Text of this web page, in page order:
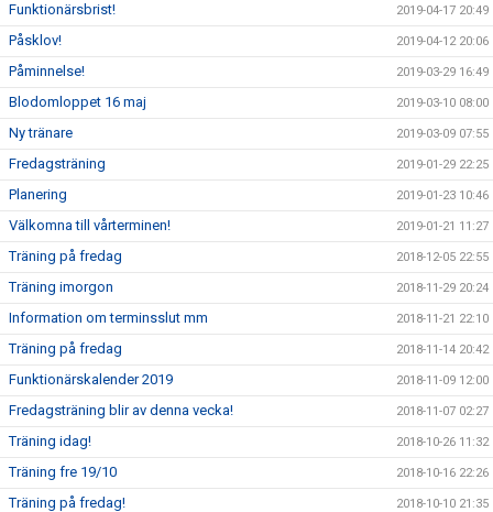
Funktionärsbrist! 2019-04-17 20:49
Påsklov! 2019-04-12 20:06
Påminnelse! 2019-03-29 16:49
Blodomloppet 16 maj 2019-03-10 08:00
Ny tränare 2019-03-09 07:55
Fredagsträning 2019-01-29 22:25
Planering 2019-01-23 10:46
Välkomna till vårterminen! 2019-01-21 11:27
Träning på fredag 2018-12-05 22:55
Träning imorgon 2018-11-29 20:24
Information om terminsslut mm 2018-11-21 22:10
Träning på fredag 2018-11-14 20:42
Funktionärskalender 2019 2018-11-09 12:00
Fredagsträning blir av denna vecka! 2018-11-07 02:27
Träning idag! 2018-10-26 11:32
Träning fre 19/10 2018-10-16 22:26
Träning på fredag! 2018-10-10 21:35